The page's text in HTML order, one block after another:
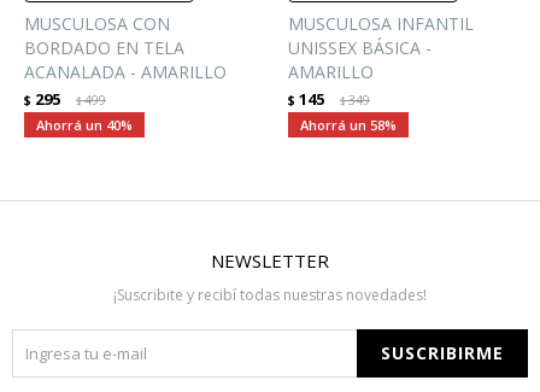
MUSCULOSA CON
BORDADO EN TELA
ACANALADA - AMARILLO
$ 295 $499
40
MUSCULOSA INFANTIL
UNISSEX BÁSICA -
AMARILLO
$ 145 $349
58
NEWSLETTER
¡Suscribite y recibí todas nuestras novedades!
SUSCRIBIRME